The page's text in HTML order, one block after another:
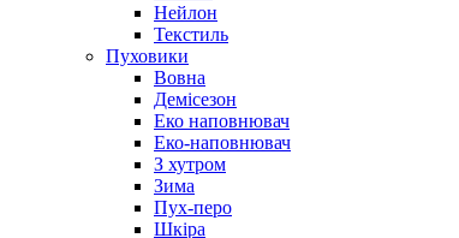
Нейлон
Текстиль
Пуховики
Вовна
Демісезон
Еко наповнювач
Еко-наповнювач
З хутром
Зима
Пух-перо
Шкіра